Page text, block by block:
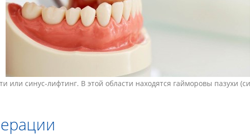
или синус-лифтинг. В этой области находятся гайморовы пазухи